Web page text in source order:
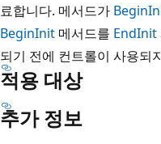
료합니다. 메서드가
BeginInit 메서드를 EndInit
되기 전에 컨트롤이 사용되
적용 대상
추가 정보